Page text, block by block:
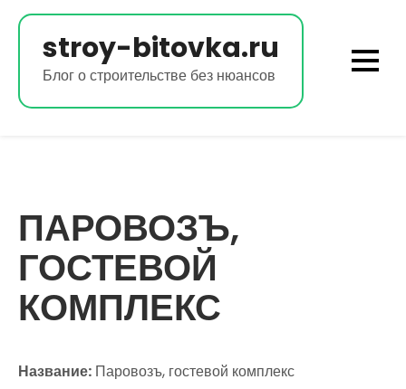
Перейти
содержимому
stroy-bitovka.ru
Блог о строительстве без нюансов
ПАРОВОЗЪ,
ГОСТЕВОЙ
КОМПЛЕКС
Название: Паровозъ, гостевой комплекс